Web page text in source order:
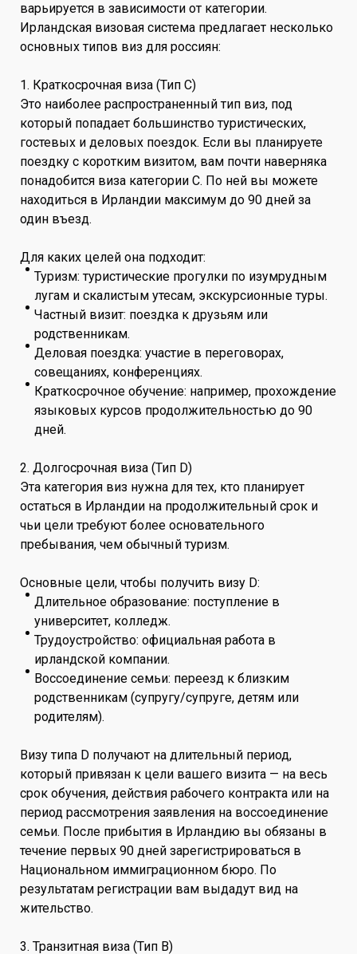
варьируется в зависимости от категории.
Ирландская визовая система предлагает несколько
основных типов виз для россиян:
1. Краткосрочная виза (Тип C)
Это наиболее распространенный тип виз, под
который попадает большинство туристических,
гостевых и деловых поездок. Если вы планируете
поездку с коротким визитом, вам почти наверняка
понадобится виза категории C. По ней вы можете
находиться в Ирландии максимум до 90 дней за
один въезд.
Для каких целей она подходит:
Туризм: туристические прогулки по изумрудным
лугам и скалистым утесам, экскурсионные туры.
Частный визит: поездка к друзьям или
родственникам.
Деловая поездка: участие в переговорах,
совещаниях, конференциях.
Краткосрочное обучение: например, прохождение
языковых курсов продолжительностью до 90
дней.
2. Долгосрочная виза (Тип D)
Эта категория виз нужна для тех, кто планирует
остаться в Ирландии на продолжительный срок и
чьи цели требуют более основательного
пребывания, чем обычный туризм.
Основные цели, чтобы получить визу D:
Длительное образование: поступление в
университет, колледж.
Трудоустройство: официальная работа в
ирландской компании.
Воссоединение семьи: переезд к близким
родственникам (супругу/супруге, детям или
родителям).
Визу типа D получают на длительный период,
который привязан к цели вашего визита — на весь
срок обучения, действия рабочего контракта или на
период рассмотрения заявления на воссоединение
семьи. После прибытия в Ирландию вы обязаны в
течение первых 90 дней зарегистрироваться в
Национальном иммиграционном бюро. По
результатам регистрации вам выдадут вид на
жительство.
3. Транзитная виза (Тип B)